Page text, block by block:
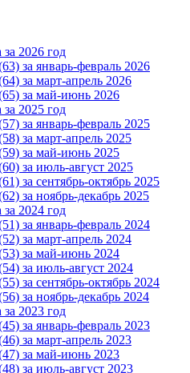
2026 год
за январь-февраль 2026
за март-апрель 2026
за май-июнь 2026
2025 год
за январь-февраль 2025
за март-апрель 2025
за май-июнь 2025
за июль-август 2025
за сентябрь-октябрь 2025
за ноябрь-декабрь 2025
2024 год
за январь-февраль 2024
за март-апрель 2024
за май-июнь 2024
за июль-август 2024
за сентябрь-октябрь 2024
за ноябрь-декабрь 2024
2023 год
за январь-февраль 2023
за март-апрель 2023
за май-июнь 2023
за июль-август 2023